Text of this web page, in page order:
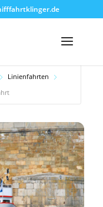
Linienfahrten